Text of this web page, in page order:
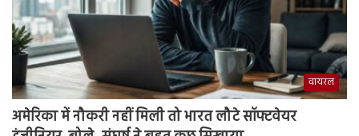
वायरल
अमेरिका में नौकरी नहीं मिली तो भारत लौटे सॉफ्टवेयर